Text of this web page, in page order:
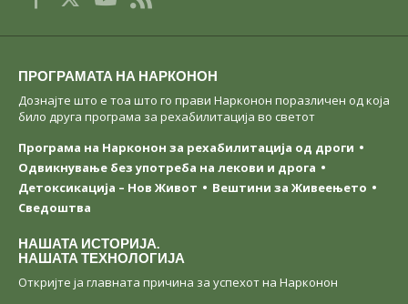
ПРОГРАМАТА НА НАРКОНОН
Дознајте што е тоа што го прави Нарконон поразличен од која
било друга програма за рехабилитација во светот
Програма на Нарконон за рехабилитација од дроги
Одвикнување без употреба на лекови и дрога
Детоксикација – Нов Живот
Вештини за Живеењетo
Сведоштва
НАШАТА ИСТОРИЈА.
НАШАТА ТЕХНОЛОГИЈА
Откријте ја главната причина за успехот на Нарконон